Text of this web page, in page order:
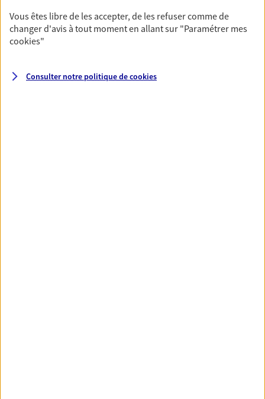
pour diversifier vos placements et protéger vos actifs.
patrimonial de votre situation
Vous êtes libre de les accepter, de les refuser comme de
changer d'avis à tout moment en allant sur "Paramétrer mes
cookies"
Consulter notre politique decookies